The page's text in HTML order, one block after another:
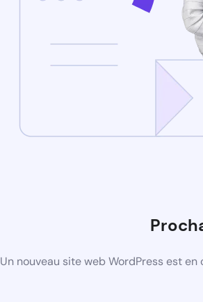
Un nouveau site web WordPress est